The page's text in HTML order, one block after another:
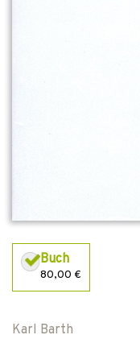
Buch
80,00 €
Karl Barth